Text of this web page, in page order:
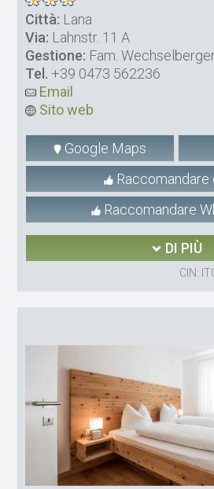
Città: Lana
Via: Lahnstr. 11 A
Gestione: Fam.
Tel. +39 0473 562236
Email
Sito web
Google Maps
Raccomandare
Raccomandare
DI PIÙ
CIN: